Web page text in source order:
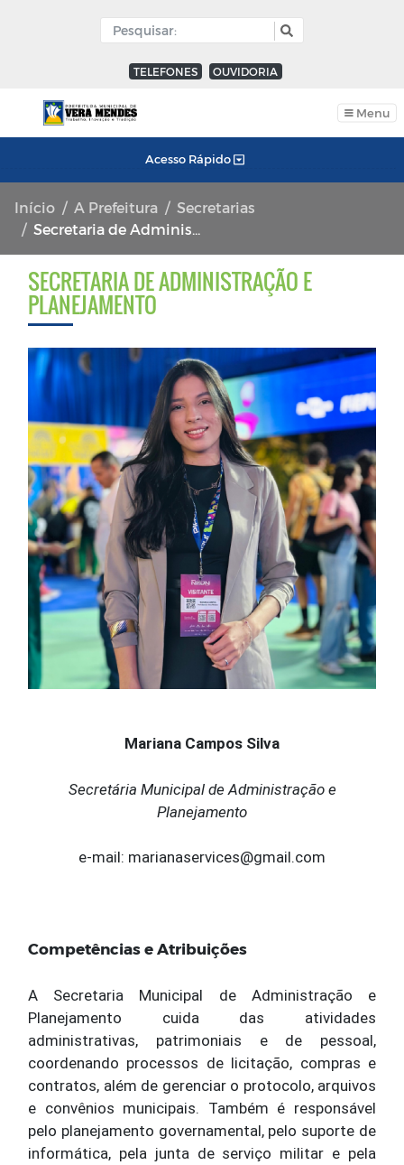
TELEFONES OUVIDORIA
Menu
Acesso Rápido
Início A Prefeitura
Secretarias
Secretaria de Administração e Planejamento
SECRETARIA DE ADMINISTRAÇÃO E
PLANEJAMENTO
Mariana Campos Silva
Secretária Municipal de Administração e
Planejamento
e-mail: marianaservices@gmail.com
Competências e Atribuições
A Secretaria Municipal de Administração e
Planejamento cuida das atividades
administrativas, patrimoniais e de pessoal,
coordenando processos de licitação, compras e
contratos, além de gerenciar o protocolo, arquivos
e convênios municipais. Também é responsável
pelo planejamento governamental, pelo suporte de
informática, pela junta de serviço militar e pela